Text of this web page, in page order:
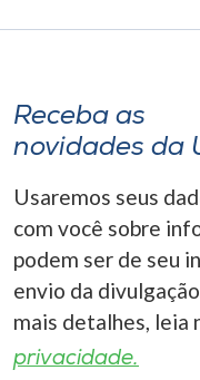
A-
Receba as
novidades da
Usaremos seus
com você sobre
podem ser de seu
envio da
mais detalhes, leia
privacidade.